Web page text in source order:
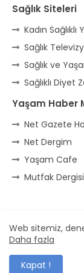
Sağlık Siteleri
Kadın Sağlıklı
Sağlık
Sağlık ve
Sağlıklı Diyet
Yaşam Haber
Net Gazete
Net Dergim
Yaşam Cafe
Mutfak Dergisi
Ana
Dizayn -
Web sitemiz,
Daha fazla
Kapat !